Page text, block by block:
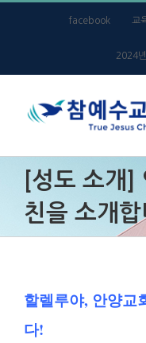
facebook 교
2024
[성도 소개]
친을 소개
할렐루야, 안양교
다!